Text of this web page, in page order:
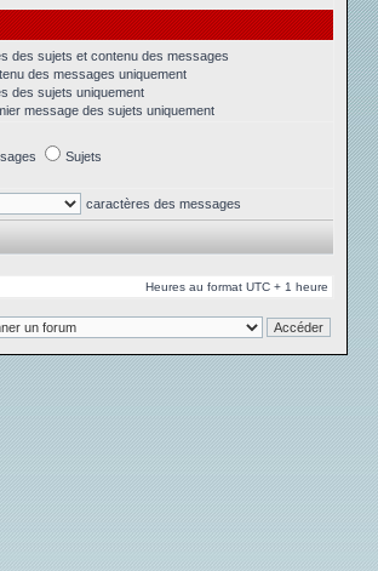
des sujets et contenu des messages
des messages uniquement
des sujets uniquement
message des sujets uniquement
Sujets
caractères des messages
Heures au format UTC + 1 heure